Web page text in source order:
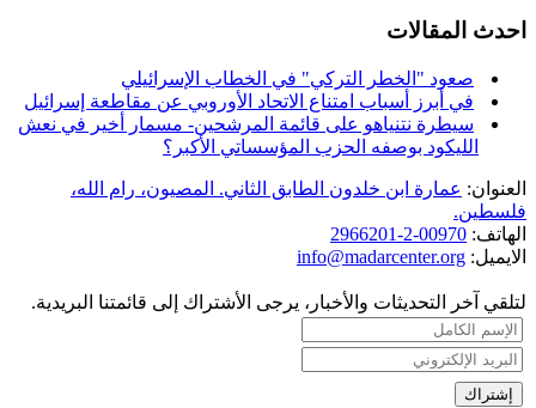
احدث المقالات
صعود "الخطر التركي" في الخطاب الإسرائيلي
في أبرز أسباب امتناع الاتحاد الأوروبي عن مقاطعة إسرائيل
سيطرة نتنياهو على قائمة المرشحين- مسمار أخير في نعش
الليكود بوصفه الحزب المؤسساتي الأكبر؟
العنوان: عمارة ابن خلدون الطابق الثاني. المصيون، رام الله،
فلسطين.
الهاتف: 00970-2-2966201
الايميل: info@madarcenter.org
لتلقي آخر التحديثات والأخبار، يرجى الأشتراك إلى قائمتنا البريدية.